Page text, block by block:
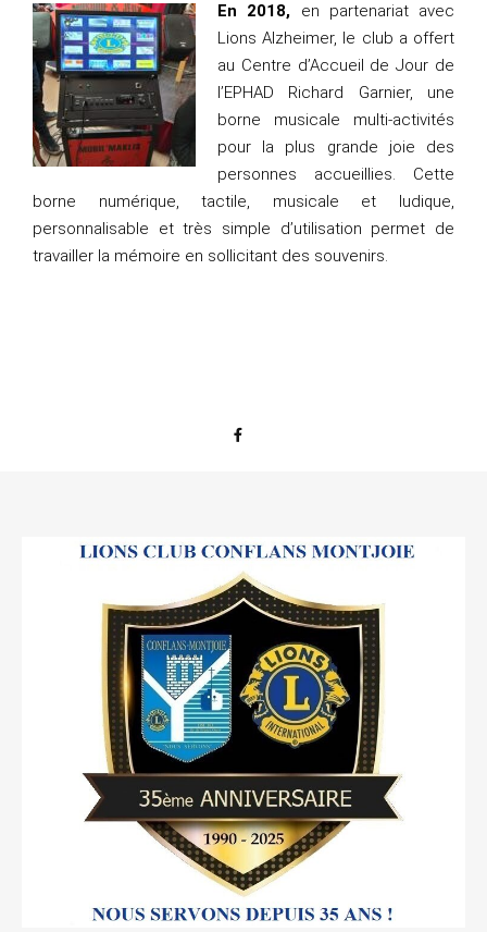
En 2018, en partenariat avec
Lions Alzheimer, le club a offert
au Centre d’Accueil de Jour de
l’EPHAD Richard Garnier, une
borne musicale multi-activités
pour la plus grande joie des
personnes accueillies. Cette
borne numérique, tactile, musicale et ludique,
personnalisable et très simple d’utilisation permet de
travailler la mémoire en sollicitant des souvenirs.